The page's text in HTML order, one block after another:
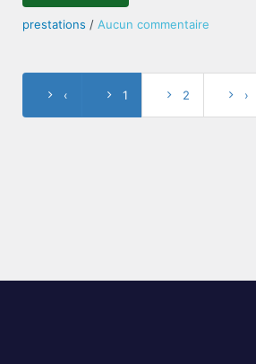
prestations / Aucun commentaire
services
aux
‹ 1 2 ›